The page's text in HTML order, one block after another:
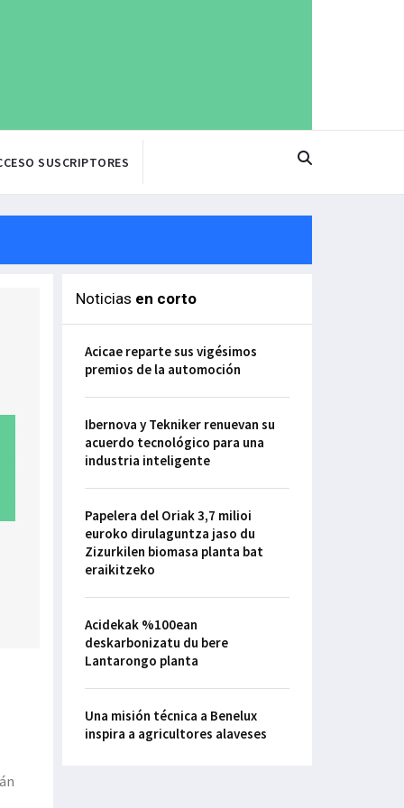
SUSCRIPTORES
Noticias en corto
Acicae reparte sus vigésimos
premios de la automoción
Ibernova y Tekniker renuevan su
acuerdo tecnológico para una
industria inteligente
Papelera del Oriak 3,7 milioi
euroko dirulaguntza jaso du
Zizurkilen biomasa planta bat
eraikitzeko
Acidekak %100ean
deskarbonizatu du bere
Lantarongo planta
Una misión técnica a Benelux
inspira a agricultores alaveses